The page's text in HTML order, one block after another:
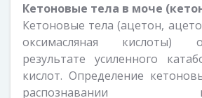
Кетоновые тела в моче
Кетоновые тела (ацетон,
оксимасляная кислоты)
результате усиленного
кислот. Определение
распознавании